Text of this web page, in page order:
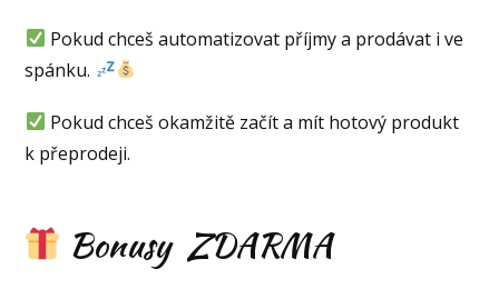
Pokud chceš automatizovat příjmy a prodávat i ve
spánku.
Pokud chceš okamžitě začít a mít hotový produkt
k přeprodeji.
Bonusy ZDARMA